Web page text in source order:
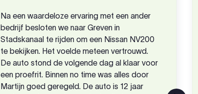
Na een waardeloze ervaring met een ander
bedrijf besloten we naar Greven in
Stadskanaal te rijden om een Nissan NV200
te bekijken. Het voelde meteen vertrouwd.
De auto stond de volgende dag al klaar voor
een proefrit. Binnen no time was alles door
Martijn goed geregeld. De auto is 12 jaar